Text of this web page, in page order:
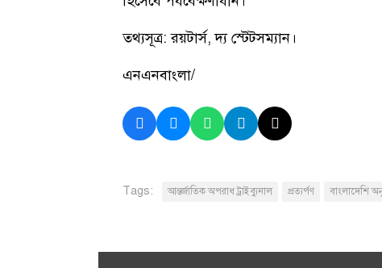
তথ্যসূত্র: রয়টার্স, দ্য স্টেটসম্যান।
এনএনবাংলা/
Tags: আন্তর্জাতিক অপরাধ ট্রাইব্যুনাল প্রত্যর্পণ বাংলাদেশি